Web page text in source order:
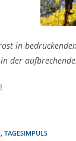
in
der
, TAGESIMPULS